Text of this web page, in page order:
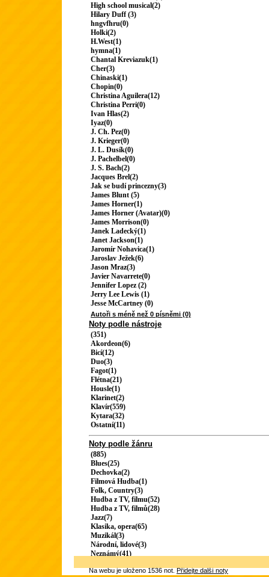
High school musical(2)
Hilary Duff (3)
hngvfhru(0)
Holki(2)
H.West(1)
hymna(1)
Chantal Kreviazuk(1)
Cher(3)
Chinaski(1)
Chopin(0)
Christina Aguilera(12)
Christina Perri(0)
Ivan Hlas(2)
Iyaz(0)
J. Ch. Pez(0)
J. Krieger(0)
J. L. Dusík(0)
J. Pachelbel(0)
J. S. Bach(2)
Jacques Brel(2)
Jak se budí princezny(3)
James Blunt (5)
James Horner(1)
James Horner (Avatar)(0)
James Morrison(0)
Janek Ladecký(1)
Janet Jackson(1)
Jaromír Nohavica(1)
Jaroslav Ježek(6)
Jason Mraz(3)
Javier Navarrete(0)
Jennifer Lopez (2)
Jerry Lee Lewis (1)
Jesse McCartney (0)
Autoři s méně než 0 písněmi (0)
Noty podle nástroje
(351)
Akordeon(6)
Bicí(12)
Duo(3)
Fagot(1)
Flétna(21)
Housle(1)
Klarinet(2)
Klavír(559)
Kytara(32)
Ostatní(11)
Noty podle žánru
(885)
Blues(25)
Dechovka(2)
Filmová Hudba(1)
Folk, Country(3)
Hudba z TV, filmu(52)
Hudba z TV, filmů(28)
Jazz(7)
Klasika, opera(65)
Muzikál(3)
Národní, lidové(3)
Neznámý(41)
Na webu je uloženo 1536 not.Přidejte další noty